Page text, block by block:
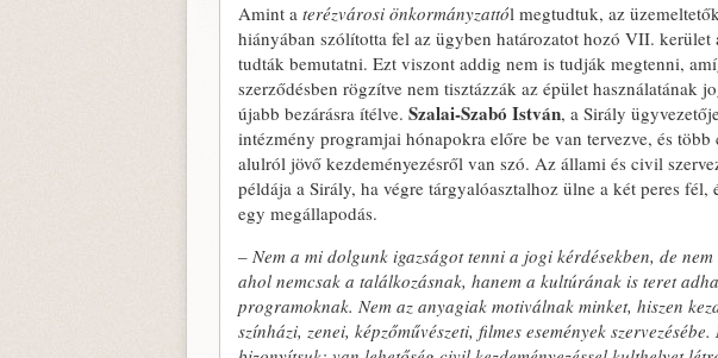
Amint a terézvárosi önkormányzattól megtudtuk, az
hiányában szólította fel az ügyben határozatot hozó VII.
tudták bemutatni. Ezt viszont addig nem is tudják megtenni,
szerződésben rögzítve nem tisztázzák az épület használatának
újabb bezárásra ítélve. Szalai-Szabó István, a Sirály
intézmény programjai hónapokra előre be van tervezve, és
alulról jövő kezdeményezésről van szó. Az állami és civil
példája a Sirály, ha végre tárgyalóasztalhoz ülne a két peres
egy megállapodás.
– Nem a mi dolgunk igazságot tenni a jogi kérdésekben, de
ahol nemcsak a találkozásnak, hanem a kultúrának is teret
programoknak. Nem az anyagiak motiválnak minket, hiszen
színházi, zenei, képzőművészeti, filmes események